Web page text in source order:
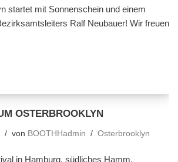
startet mit Sonnenschein und einem
Ralf Neubauer! Wir freuen
OSTERBROOKLYN
von BOOTHHadmin Osterbrooklyn
in Hamburg, südliches Hamm.